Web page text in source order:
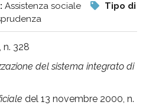
Assistenza sociale
Tipo di
328
del sistema integrato di
del 13 novembre 2000, n.